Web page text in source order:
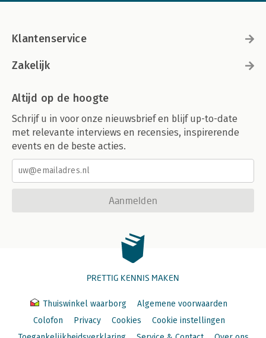
Klantenservice
Zakelijk
Altijd op de hoogte
Schrijf u in voor onze nieuwsbrief en blijf up-to-date
met relevante interviews en recensies, inspirerende
events en de beste acties.
Aanmelden
PRETTIG KENNIS MAKEN
Thuiswinkel waarborg
Algemene voorwaarden
Colofon
Privacy Cookies
Cookie instellingen